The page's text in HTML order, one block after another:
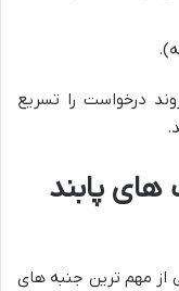
درخواست را تسریع
پابند
از مهم ترین جنبه های